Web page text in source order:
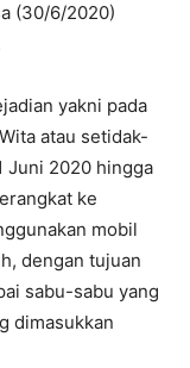
(30/6/2020)
yakni pada
atau setidak-
Juni 2020 hingga
ke
mobil
dengan tujuan
sabu-sabu yang
dimasukkan